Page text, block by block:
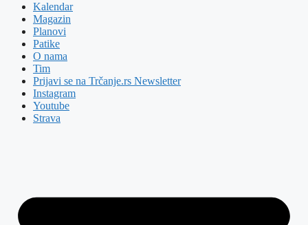
Kalendar
Magazin
Planovi
Patike
O nama
Tim
Prijavi se na Trčanje.rs Newsletter
Instagram
Youtube
Strava